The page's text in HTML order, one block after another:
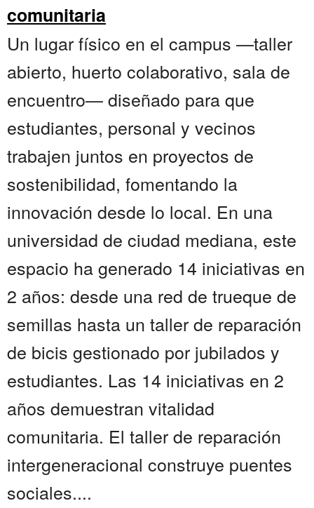
comunitaria
Un lugar físico en el campus —taller
abierto, huerto colaborativo, sala de
encuentro— diseñado para que
estudiantes, personal y vecinos
trabajen juntos en proyectos de
sostenibilidad, fomentando la
innovación desde lo local. En una
universidad de ciudad mediana, este
espacio ha generado 14 iniciativas en
2 años: desde una red de trueque de
semillas hasta un taller de reparación
de bicis gestionado por jubilados y
estudiantes. Las 14 iniciativas en 2
años demuestran vitalidad
comunitaria. El taller de reparación
intergeneracional construye puentes
sociales....